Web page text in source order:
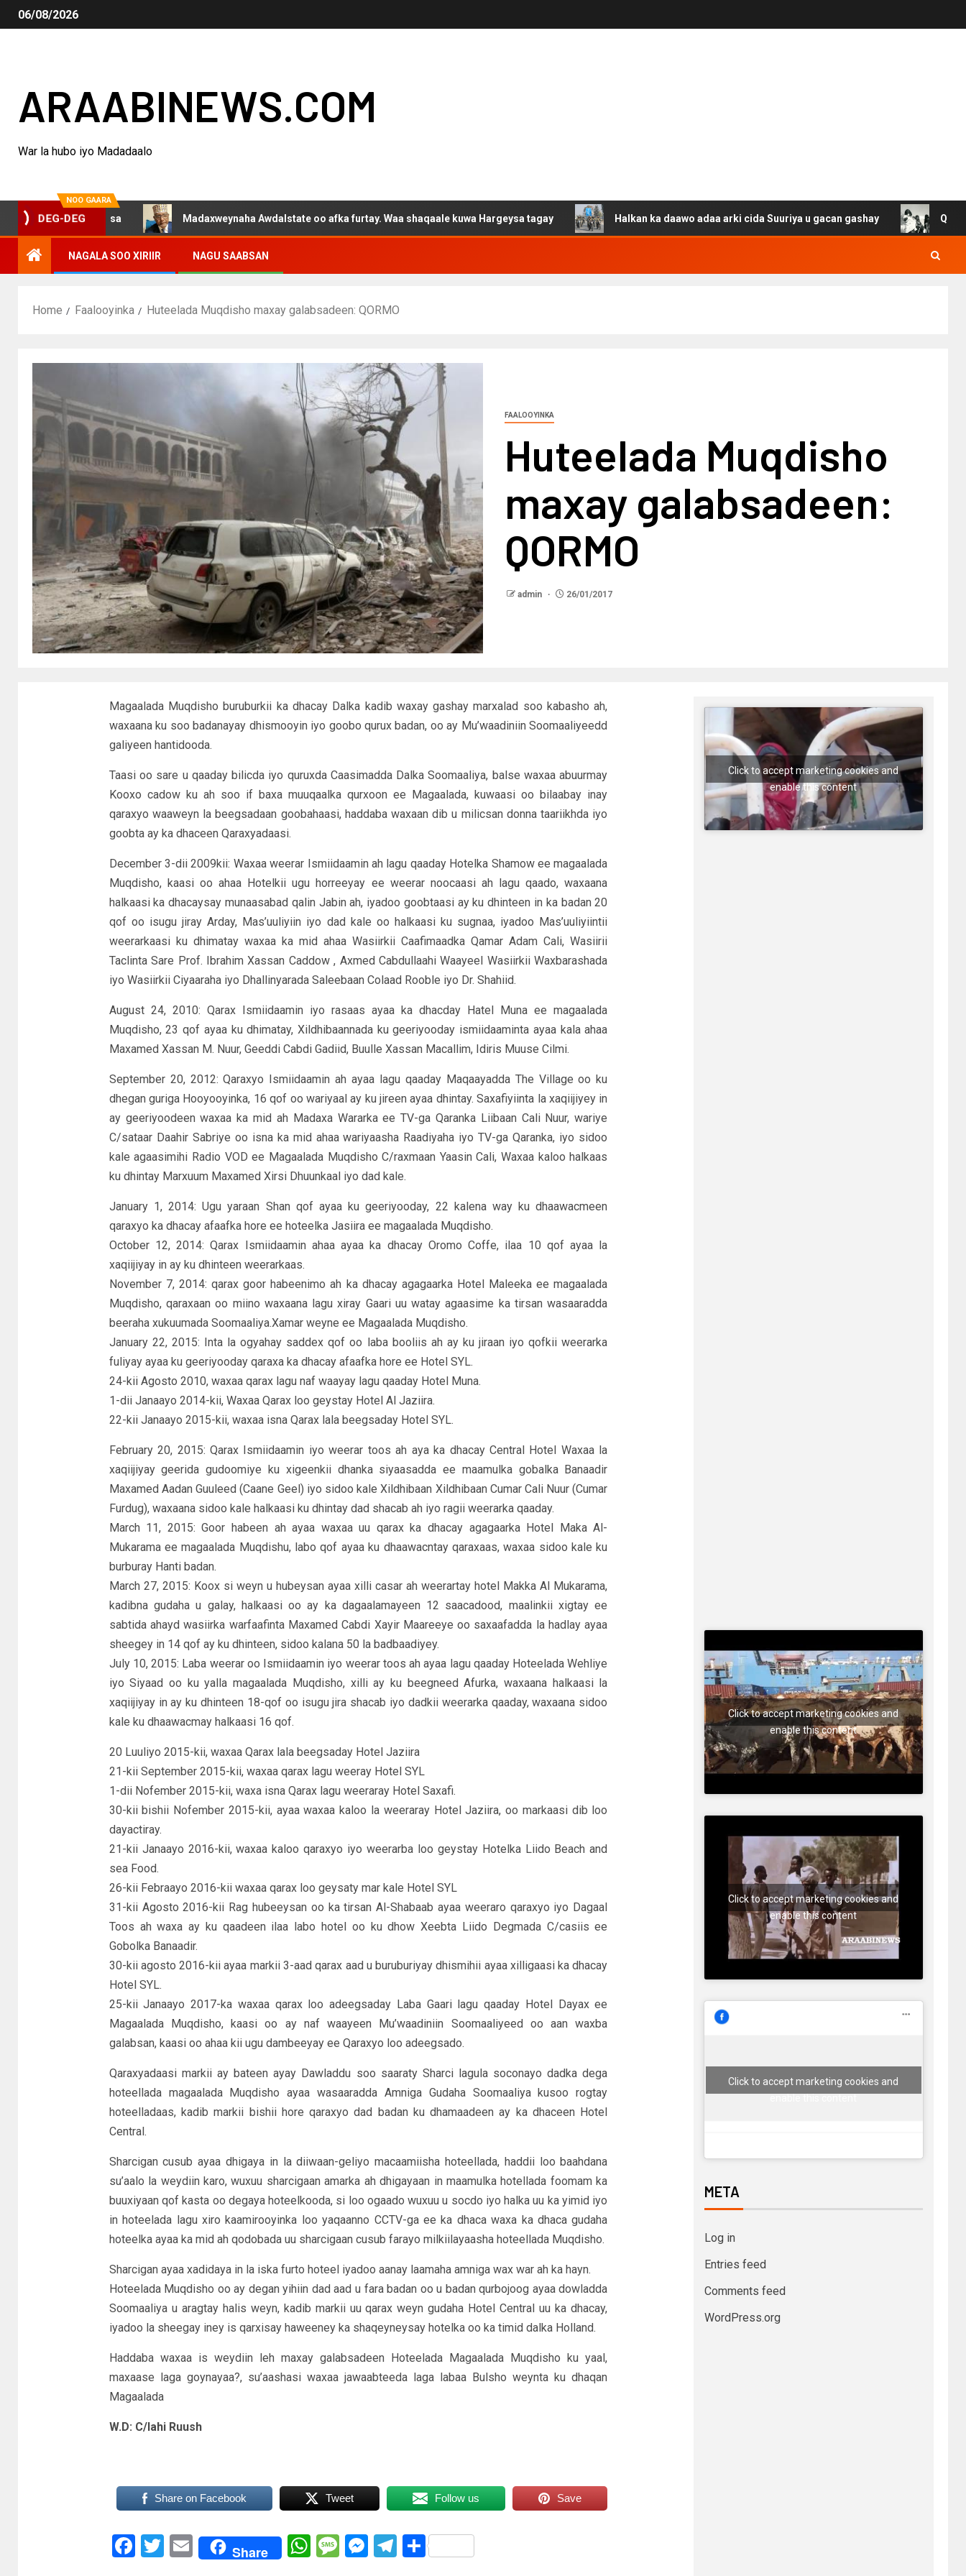
06/08/2026
ARAABINEWS.COM
War la hubo iyo Madadaalo
NOO GAARA
DEG-DEG
jiro jaarkiisa Madaxweynaha Awdalstate oo afka furtay. Waa shaqaale kuwa Hargeysa tagay Halkan ka daawo adaa arki cida Suuriya u gacan gashay Qisada Cumar
NAGALA SOO XIRIIR NAGU SAABSAN
Home Faalooyinka Huteelada Muqdisho maxay galabsadeen: QORMO
FAALOOYINKA
Huteelada Muqdisho
maxay galabsadeen:
QORMO
admin 26/01/2017
Magaalada Muqdisho buruburkii ka dhacay Dalka kadib waxay gashay marxalad soo kabasho ah,
waxaana ku soo badanayay dhismooyin iyo goobo qurux badan, oo ay Mu’waadiniin Soomaaliyeedd
galiyeen hantidooda.
Taasi oo sare u qaaday bilicda iyo quruxda Caasimadda Dalka Soomaaliya, balse waxaa abuurmay
Kooxo cadow ku ah soo if baxa muuqaalka qurxoon ee Magaalada, kuwaasi oo bilaabay inay
qaraxyo waaweyn la beegsadaan goobahaasi, haddaba waxaan dib u milicsan donna taariikhda iyo
goobta ay ka dhaceen Qaraxyadaasi.
December 3-dii 2009kii: Waxaa weerar Ismiidaamin ah lagu qaaday Hotelka Shamow ee magaalada
Muqdisho, kaasi oo ahaa Hotelkii ugu horreeyay ee weerar noocaasi ah lagu qaado, waxaana
halkaasi ka dhacaysay munaasabad qalin Jabin ah, iyadoo goobtaasi ay ku dhinteen in ka badan 20
qof oo isugu jiray Arday, Mas’uuliyiin iyo dad kale oo halkaasi ku sugnaa, iyadoo Mas’uuliyiintii
weerarkaasi ku dhimatay waxaa ka mid ahaa Wasiirkii Caafimaadka Qamar Adam Cali, Wasiirii
Taclinta Sare Prof. Ibrahim Xassan Caddow , Axmed Cabdullaahi Waayeel Wasiirkii Waxbarashada
iyo Wasiirkii Ciyaaraha iyo Dhallinyarada Saleebaan Colaad Rooble iyo Dr. Shahiid.
August 24, 2010: Qarax Ismiidaamin iyo rasaas ayaa ka dhacday Hatel Muna ee magaalada
Muqdisho, 23 qof ayaa ku dhimatay, Xildhibaannada ku geeriyooday ismiidaaminta ayaa kala ahaa
Maxamed Xassan M. Nuur, Geeddi Cabdi Gadiid, Buulle Xassan Macallim, Idiris Muuse Cilmi.
September 20, 2012: Qaraxyo Ismiidaamin ah ayaa lagu qaaday Maqaayadda The Village oo ku
dhegan guriga Hooyooyinka, 16 qof oo wariyaal ay ku jireen ayaa dhintay. Saxafiyiinta la xaqiijiyey in
ay geeriyoodeen waxaa ka mid ah Madaxa Wararka ee TV-ga Qaranka Liibaan Cali Nuur, wariye
C/sataar Daahir Sabriye oo isna ka mid ahaa wariyaasha Raadiyaha iyo TV-ga Qaranka, iyo sidoo
kale agaasimihi Radio VOD ee Magaalada Muqdisho C/raxmaan Yaasin Cali, Waxaa kaloo halkaas
ku dhintay Marxuum Maxamed Xirsi Dhuunkaal iyo dad kale.
January 1, 2014: Ugu yaraan Shan qof ayaa ku geeriyooday, 22 kalena way ku dhaawacmeen
qaraxyo ka dhacay afaafka hore ee hoteelka Jasiira ee magaalada Muqdisho.
October 12, 2014: Qarax Ismiidaamin ahaa ayaa ka dhacay Oromo Coffe, ilaa 10 qof ayaa la
xaqiijiyay in ay ku dhinteen weerarkaas.
November 7, 2014: qarax goor habeenimo ah ka dhacay agagaarka Hotel Maleeka ee magaalada
Muqdisho, qaraxaan oo miino waxaana lagu xiray Gaari uu watay agaasime ka tirsan wasaaradda
beeraha xukuumada Soomaaliya.Xamar weyne ee Magaalada Muqdisho.
January 22, 2015: Inta la ogyahay saddex qof oo laba booliis ah ay ku jiraan iyo qofkii weerarka
fuliyay ayaa ku geeriyooday qaraxa ka dhacay afaafka hore ee Hotel SYL.
24-kii Agosto 2010, waxaa qarax lagu naf waayay lagu qaaday Hotel Muna.
1-dii Janaayo 2014-kii, Waxaa Qarax loo geystay Hotel Al Jaziira.
22-kii Janaayo 2015-kii, waxaa isna Qarax lala beegsaday Hotel SYL.
February 20, 2015: Qarax Ismiidaamin iyo weerar toos ah aya ka dhacay Central Hotel Waxaa la
xaqiijiyay geerida gudoomiye ku xigeenkii dhanka siyaasadda ee maamulka gobalka Banaadir
Maxamed Aadan Guuleed (Caane Geel) iyo sidoo kale Xildhibaan Xildhibaan Cumar Cali Nuur (Cumar
Furdug), waxaana sidoo kale halkaasi ku dhintay dad shacab ah iyo ragii weerarka qaaday.
March 11, 2015: Goor habeen ah ayaa waxaa uu qarax ka dhacay agagaarka Hotel Maka Al-
Mukarama ee magaalada Muqdishu, labo qof ayaa ku dhaawacntay qaraxaas, waxaa sidoo kale ku
burburay Hanti badan.
March 27, 2015: Koox si weyn u hubeysan ayaa xilli casar ah weerartay hotel Makka Al Mukarama,
kadibna gudaha u galay, halkaasi oo ay ka dagaalamayeen 12 saacadood, maalinkii xigtay ee
sabtida ahayd wasiirka warfaafinta Maxamed Cabdi Xayir Maareeye oo saxaafadda la hadlay ayaa
sheegey in 14 qof ay ku dhinteen, sidoo kalana 50 la badbaadiyey.
July 10, 2015: Laba weerar oo Ismiidaamin iyo weerar toos ah ayaa lagu qaaday Hoteelada Wehliye
iyo Siyaad oo ku yalla magaalada Muqdisho, xilli ay ku beegneed Afurka, waxaana halkaasi la
xaqiijiyay in ay ku dhinteen 18-qof oo isugu jira shacab iyo dadkii weerarka qaaday, waxaana sidoo
kale ku dhaawacmay halkaasi 16 qof.
20 Luuliyo 2015-kii, waxaa Qarax lala beegsaday Hotel Jaziira
21-kii September 2015-kii, waxaa qarax lagu weeray Hotel SYL
1-dii Nofember 2015-kii, waxa isna Qarax lagu weeraray Hotel Saxafi.
30-kii bishii Nofember 2015-kii, ayaa waxaa kaloo la weeraray Hotel Jaziira, oo markaasi dib loo
dayactiray.
21-kii Janaayo 2016-kii, waxaa kaloo qaraxyo iyo weerarba loo geystay Hotelka Liido Beach and
sea Food.
26-kii Febraayo 2016-kii waxaa qarax loo geysaty mar kale Hotel SYL
31-kii Agosto 2016-kii Rag hubeeysan oo ka tirsan Al-Shabaab ayaa weeraro qaraxyo iyo Dagaal
Toos ah waxa ay ku qaadeen ilaa labo hotel oo ku dhow Xeebta Liido Degmada C/casiis ee
Gobolka Banaadir.
30-kii agosto 2016-kii ayaa markii 3-aad qarax aad u buruburiyay dhismihii ayaa xilligaasi ka dhacay
Hotel SYL.
25-kii Janaayo 2017-ka waxaa qarax loo adeegsaday Laba Gaari lagu qaaday Hotel Dayax ee
Magaalada Muqdisho, kaasi oo ay naf waayeen Mu’waadiniin Soomaaliyeed oo aan waxba
galabsan, kaasi oo ahaa kii ugu dambeeyay ee Qaraxyo loo adeegsado.
Qaraxyadaasi markii ay bateen ayay Dawladdu soo saaraty Sharci lagula soconayo dadka dega
hoteellada magaalada Muqdisho ayaa wasaaradda Amniga Gudaha Soomaaliya kusoo rogtay
hoteelladaas, kadib markii bishii hore qaraxyo dad badan ku dhamaadeen ay ka dhaceen Hotel
Central.
Sharcigan cusub ayaa dhigaya in la diiwaan-geliyo macaamiisha hoteellada, haddii loo baahdana
su’aalo la weydiin karo, wuxuu sharcigaan amarka ah dhigayaan in maamulka hotellada foomam ka
buuxiyaan qof kasta oo degaya hoteelkooda, si loo ogaado wuxuu u socdo iyo halka uu ka yimid iyo
in hoteelada lagu xiro kaamirooyinka loo yaqaanno CCTV-ga ee ka dhaca waxa ka dhaca gudaha
hoteelka ayaa ka mid ah qodobada uu sharcigaan cusub farayo milkiilayaasha hoteellada Muqdisho.
Sharcigan ayaa xadidaya in la iska furto hoteel iyadoo aanay laamaha amniga wax war ah ka hayn.
Hoteelada Muqdisho oo ay degan yihiin dad aad u fara badan oo u badan qurbojoog ayaa dowladda
Soomaaliya u aragtay halis weyn, kadib markii uu qarax weyn gudaha Hotel Central uu ka dhacay,
iyadoo la sheegay iney is qarxisay haweeney ka shaqeyneysay hotelka oo ka timid dalka Holland.
Haddaba waxaa is weydiin leh maxay galabsadeen Hoteelada Magaalada Muqdisho ku yaal,
maxaase laga goynayaa?, su’aashasi waxaa jawaabteeda laga labaa Bulsho weynta ku dhaqan
Magaalada
W.D: C/lahi Ruush
Share on Facebook Tweet Follow us Save
Facebook
Twitter
EmailShare WhatsApp
Message
Messenger
Telegram
Share
Click to accept marketing cookies and
enable this content
Click to accept marketing cookies and
enable this content
Click to accept marketing cookies and
enable this content
Click to accept marketing cookies and
META
Log in
Entries feed
Comments feed
WordPress.org